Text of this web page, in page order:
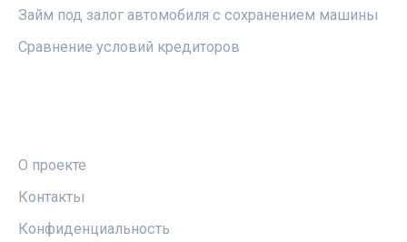
Займ под залог автомобиля с сохранением машины
Сравнение условий кредиторов
О проекте
Контакты
Конфиденциальность